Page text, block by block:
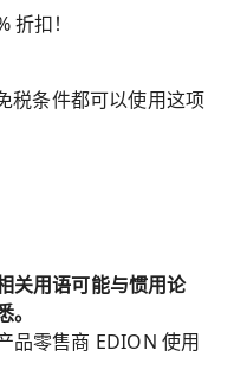
折扣！
税条件都可以使用这项
关用语可能与惯用论
品零售商 EDION 使用